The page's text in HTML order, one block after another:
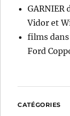
GARNIER
Vidor et
films
Ford
CATÉGORIES